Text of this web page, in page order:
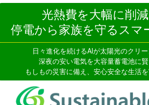
光熱費を大幅に削減
停電から家族を守る スマ
日々進化を続けるAIが太陽光のクリ
深夜の安い電気を大容量蓄電池に賢
もしもの災害に備え、 安心安全な生活を